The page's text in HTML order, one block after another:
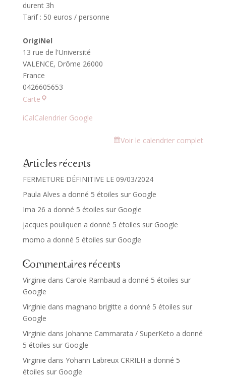
durent 3h
Tarif : 50 euros / personne
OrigiNel
13 rue de l'Université
VALENCE, Drôme 26000
France
0426605653
CarteOrigiNel
iCalCalendrier Google
Voir le calendrier complet
Articles récents
FERMETURE DÉFINITIVE LE 09/03/2024
Paula Alves a donné 5 étoiles sur Google
Ima 26 a donné 5 étoiles sur Google
jacques pouliquen a donné 5 étoiles sur Google
momo a donné 5 étoiles sur Google
Commentaires récents
Virginie dans Carole Rambaud a donné 5 étoiles sur
Google
Virginie dans magnano brigitte a donné 5 étoiles sur
Google
Virginie dans Johanne Cammarata / SuperKeto a donné
5 étoiles sur Google
Virginie dans Yohann Labreux CRRILH a donné 5
étoiles sur Google